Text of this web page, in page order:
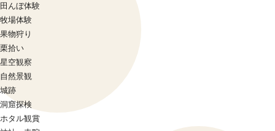
田んぼ体験
牧場体験
果物狩り
栗拾い
星空観察
自然景観
城跡
洞窟探検
ホタル観賞